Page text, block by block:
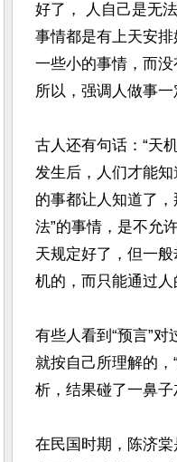
好了， 人自己是无
事情都是有上天安
一些小的事情，而没
所以，强调人做事一
古人还有句话：“天
发生后，人们才能知
的事都让人知道了，
法”的事情，是不允
天规定好了，但一
机的，而只能通过人
有些人看到“预言”对
就按自己所理解的
析，结果碰了一鼻子
在民国时期，陈济